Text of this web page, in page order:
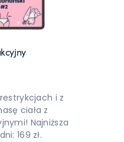
218 zł.
wynosi: 189 zł.
i z
ciała z
Najniższa
169 zł.